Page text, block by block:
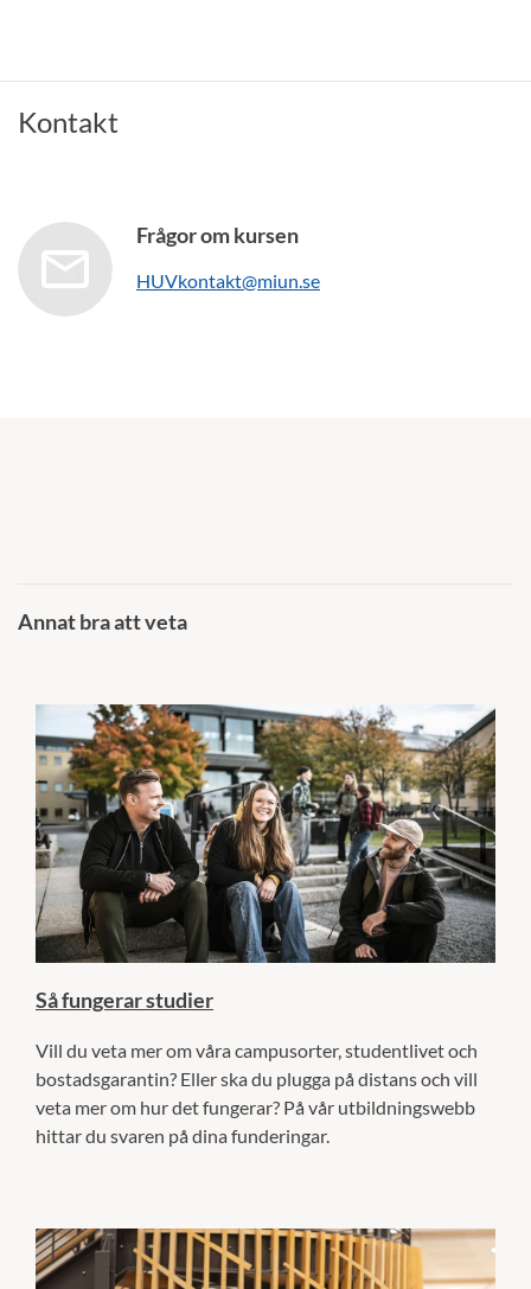
Kontakt
Frågor om kursen
HUVkontakt@miun.se
Annat bra att veta
Så fungerar studier
Vill du veta mer om våra campusorter, studentlivet och
bostadsgarantin? Eller ska du plugga på distans och vill
veta mer om hur det fungerar? På vår utbildningswebb
hittar du svaren på dina funderingar.